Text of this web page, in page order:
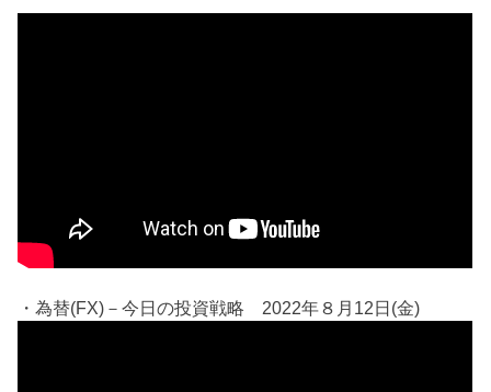
・為替(FX)－今日の投資戦略 2022年８月12日(金)